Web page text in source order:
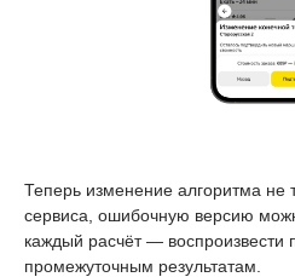
Теперь изменение алгоритма не
сервиса, ошибочную версию
каждый расчёт —
промежуточным результатам.